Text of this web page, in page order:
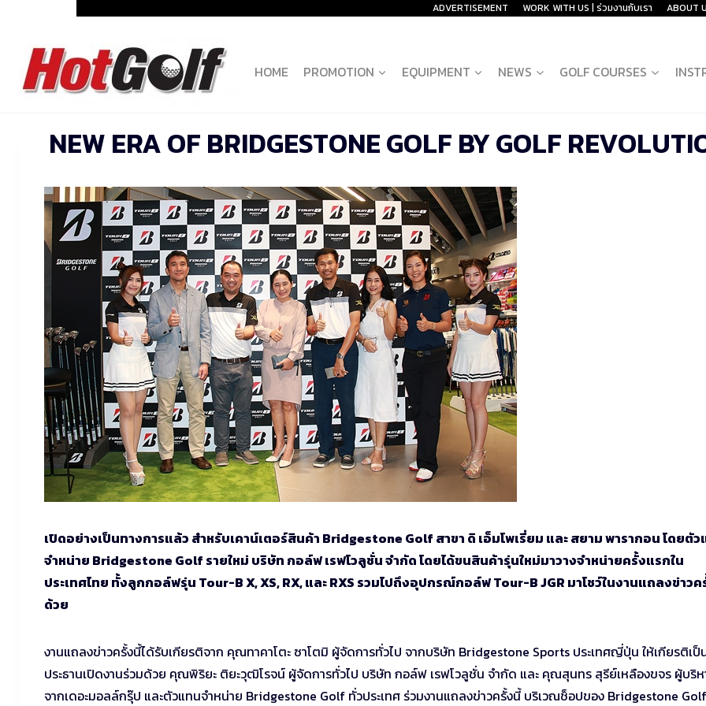
content
ADVERTISEMENT WORK WITH US | ร่วมงานกับเรา ABOUT
HOME PROMOTION EQUIPMENT NEWS GOLF COURSES
NEW ERA OF BRIDGESTONE GOLF BY GOLF
เปิดอย่างเป็นทางการแล้ว สำหรับเคาน์เตอร์สินค้า Bridgestone Golf สาขา ดิ เอ็มโพเรี่ยม และ สยาม พารากอน โดยตั
จำหน่าย Bridgestone Golf รายใหม่ บริษัท กอล์ฟ เรฟโวลูชั่น จำกัด โดยได้ขนสินค้ารุ่นใหม่มาวางจำหน่ายครั้งแรกใน
ประเทศไทย ทั้งลูกกอล์ฟรุ่น Tour-B X, XS, RX, และ RXS รวมไปถึงอุปกรณ์กอล์ฟ Tour-B JGR มาโชว์ในงานแถลงข่าว
ด้วย
งานแถลงข่าวครั้งนี้ได้รับเกียรติจาก คุณทาคาโตะ ซาโตมิ ผู้จัดการทั่วไป จากบริษัท Bridgestone Sports ประเทศญี่ปุ่น ให้เกียรติเป็
ประธานเปิดงานร่วมด้วย คุณพิริยะ ติยะวุฒิโรจน์ ผู้จัดการทั่วไป บริษัท กอล์ฟ เรฟโวลูชั่น จำกัด และ คุณสุนทร สุรีย์เหลืองขจร ผู้บริห
จากเดอะมอลล์กรุ๊ป และตัวแทนจำหน่าย Bridgestone Golf ทั่วประเทศ ร่วมงานแถลงข่าวครั้งนี้ บริเวณช็อปของ Bridgestone